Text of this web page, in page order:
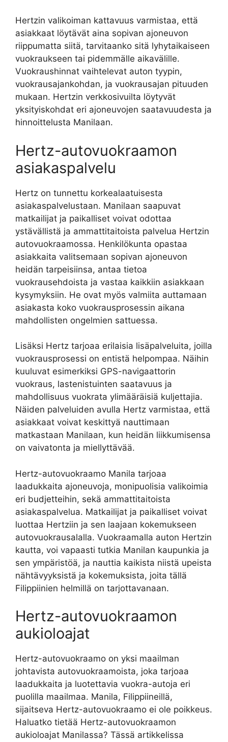
Hertzin valikoiman kattavuus varmistaa, että
asiakkaat löytävät aina sopivan ajoneuvon
riippumatta siitä, tarvitaanko sitä lyhytaikaiseen
vuokraukseen tai pidemmälle aikavälille.
Vuokraushinnat vaihtelevat auton tyypin,
vuokrausajankohdan, ja vuokrausajan pituuden
mukaan. Hertzin verkkosivuilta löytyvät
yksityiskohdat eri ajoneuvojen saatavuudesta ja
hinnoittelusta Manilaan.
Hertz-autovuokraamon
asiakaspalvelu
Hertz on tunnettu korkealaatuisesta
asiakaspalvelustaan. Manilaan saapuvat
matkailijat ja paikalliset voivat odottaa
ystävällistä ja ammattitaitoista palvelua Hertzin
autovuokraamossa. Henkilökunta opastaa
asiakkaita valitsemaan sopivan ajoneuvon
heidän tarpeisiinsa, antaa tietoa
vuokrausehdoista ja vastaa kaikkiin asiakkaan
kysymyksiin. He ovat myös valmiita auttamaan
asiakasta koko vuokrausprosessin aikana
mahdollisten ongelmien sattuessa.
Lisäksi Hertz tarjoaa erilaisia lisäpalveluita, joilla
vuokrausprosessi on entistä helpompaa. Näihin
kuuluvat esimerkiksi GPS-navigaattorin
vuokraus, lastenistuinten saatavuus ja
mahdollisuus vuokrata ylimääräisiä kuljettajia.
Näiden palveluiden avulla Hertz varmistaa, että
asiakkaat voivat keskittyä nauttimaan
matkastaan Manilaan, kun heidän liikkumisensa
on vaivatonta ja miellyttävää.
Hertz-autovuokraamo Manila tarjoaa
laadukkaita ajoneuvoja, monipuolisia valikoimia
eri budjetteihin, sekä ammattitaitoista
asiakaspalvelua. Matkailijat ja paikalliset voivat
luottaa Hertziin ja sen laajaan kokemukseen
autovuokrausalalla. Vuokraamalla auton Hertzin
kautta, voi vapaasti tutkia Manilan kaupunkia ja
sen ympäristöä, ja nauttia kaikista niistä upeista
nähtävyyksistä ja kokemuksista, joita tällä
Filippiinien helmillä on tarjottavanaan.
Hertz-autovuokraamon
aukioloajat
Hertz-autovuokraamo on yksi maailman
johtavista autovuokraamoista, joka tarjoaa
laadukkaita ja luotettavia vuokra-autoja eri
puolilla maailmaa. Manila, Filippiineillä,
sijaitseva Hertz-autovuokraamo ei ole poikkeus.
Haluatko tietää Hertz-autovuokraamon
aukioloajat Manilassa? Tässä artikkelissa